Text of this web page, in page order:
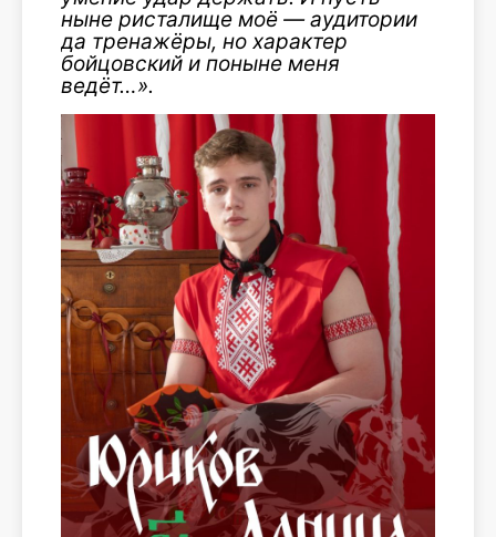
ныне ристалище моё — аудитории
да тренажёры, но характер
бойцовский и поныне меня
ведёт…».